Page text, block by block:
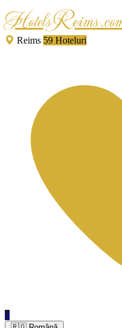
Reims 59 Hoteluri
0